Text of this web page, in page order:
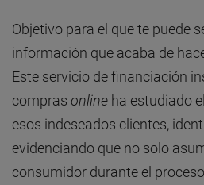
Objetivo para el que te puede
información que acaba de
Este servicio de financiación
compras online ha estudiado
esos indeseados clientes,
evidenciando que no solo
consumidor durante el